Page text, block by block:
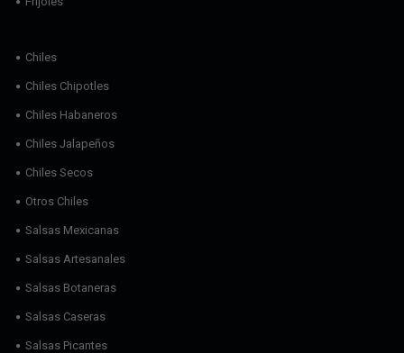
Chiles
Chiles Chipotles
Chiles Habaneros
Chiles Jalapeños
Chiles Secos
Otros Chiles
Salsas Mexicanas
Salsas Artesanales
Salsas Botaneras
Salsas Caseras
Salsas Picantes